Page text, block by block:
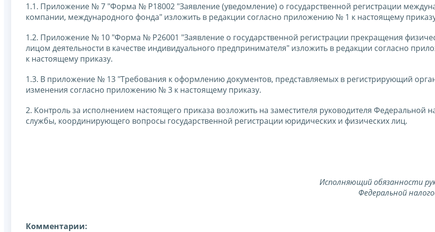
1.1. Приложение № 7 "Форма № Р18002 "Заявление (уведомление) о государственной регистрации
компании, международного фонда" изложить в редакции согласно приложению № 1 к настоящему
1.2. Приложение № 10 "Форма № Р26001 "Заявление о государственной регистрации прекращения
лицом деятельности в качестве индивидуального предпринимателя" изложить в редакции согласно
к настоящему приказу.
1.3. В приложение № 13 "Требования к оформлению документов, представляемых в регистрирующий
изменения согласно приложению № 3 к настоящему приказу.
2. Контроль за исполнением настоящего приказа возложить на заместителя руководителя Федеральной
службы, координирующего вопросы государственной регистрации юридических и физических лиц.
Исполняющий обязанности
Федеральной
Комментарии: